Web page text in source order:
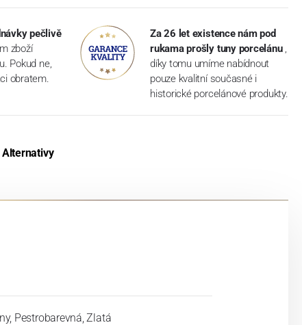
pečlivě
zboží
Pokud ne,
obratem.
Za 26 let existence nám pod
rukama prošly tuny porcelánu ,
díky tomu umíme nabídnout
pouze kvalitní současné i
historické porcelánové produkty.
Alternativy
Pestrobarevná, Zlatá